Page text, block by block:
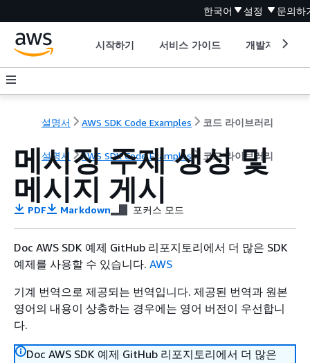
한국어 설정 문의하
시작하기 서비스 가이드 개발자 도구
설명서 AWS SDK Code Examples 코드 라이브러리
설명서 AWS SDK Code Examples 코드 라이브러리
메시징 주제 생성 및
메시지 게시
PDF Markdown 포커스 모드
Doc AWS SDK 예제 GitHub 리포지토리에서 더 많은 SDK
예제를 사용할 수 있습니다. AWS
기계 번역으로 제공되는 번역입니다. 제공된 번역과 원본
영어의 내용이 상충하는 경우에는 영어 버전이 우선합니
다.
Doc AWS SDK 예제 GitHub 리포지토리에서 더 많은